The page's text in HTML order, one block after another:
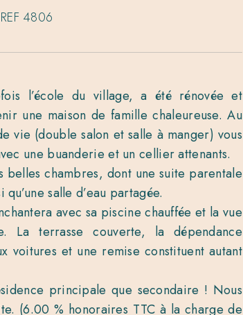
REF 4806
l’école du village, a été rénovée et
une maison de famille chaleureuse. Au
vie (double salon et salle à manger) vous
une buanderie et un cellier attenants.
chambres, dont une suite parentale
salle d’eau partagée.
avec sa piscine chauffée et la vue
La terrasse couverte, la dépendance
et une remise constituent autant
principale que secondaire ! Nous
(6.00 % honoraires TTC à la charge de